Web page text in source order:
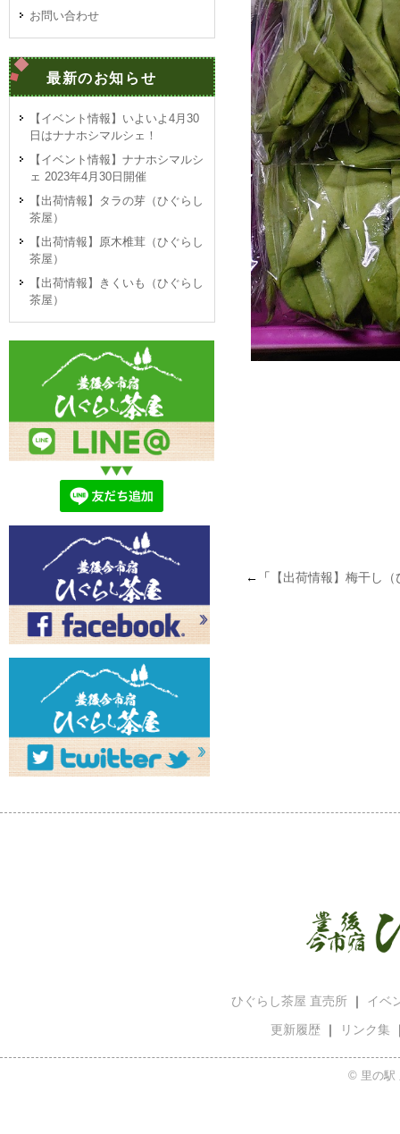
←「 【出荷情報】梅干し
お問い合わせ
最新のお知らせ
【イベント情報】いよいよ4月30
日はナナホシマルシェ！
【イベント情報】ナナホシマルシ
ェ 2023年4月30日開催
【出荷情報】タラの芽（ひぐらし
茶屋）
【出荷情報】原木椎茸（ひぐらし
茶屋）
【出荷情報】きくいも（ひぐらし
茶屋）
ひぐらし茶屋 直売所 ｜ イベ
更新履歴 ｜ リンク集
© 里の駅